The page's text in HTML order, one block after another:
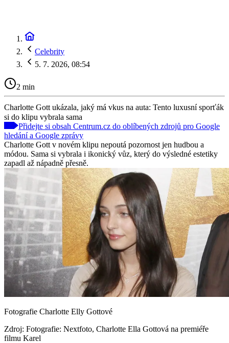
Celebrity
5. 7. 2026, 08:54
2 min
Charlotte Gott ukázala, jaký má vkus na auta: Tento luxusní sporťák
si do klipu vybrala sama
Přidejte si obsah Centrum.cz do oblíbených zdrojů pro Google
hledání a Google zprávy
Charlotte Gott v novém klipu nepoutá pozornost jen hudbou a
módou. Sama si vybrala i ikonický vůz, který do výsledné estetiky
zapadl až nápadně přesně.
Fotografie Charlotte Elly Gottové
Zdroj: Fotografie: Nextfoto, Charlotte Ella Gottová na premiéře
filmu Karel